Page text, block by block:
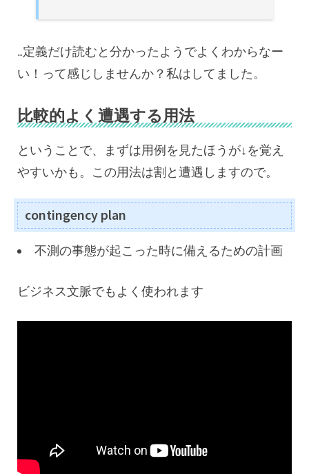
…定義だけ読むと分かったようでよくわからなー
い！って感じしませんか？私はしてました。
比較的よく遭遇する用法
ということで、まずは用例を見たほうが↓を覚え
やすいかも。この用法は割と遭遇しますので。
contingency plan
不測の事態が起こった時に備えるための計画
ビジネス文脈でもよく使われます